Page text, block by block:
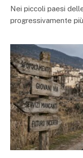
Nei piccoli paesi
progressivamente